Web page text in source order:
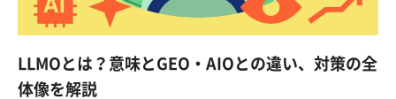
LLMOとは？意味とGEO・AIOとの違い、対策の全
体像を解説